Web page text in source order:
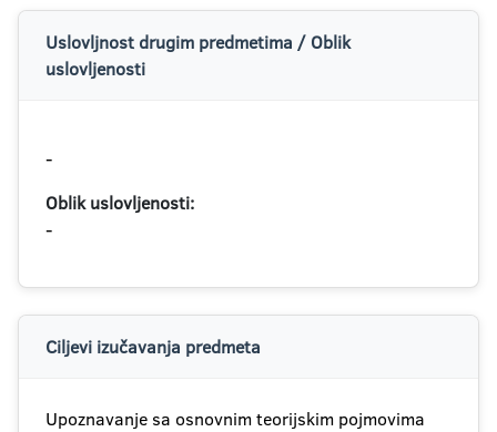
Uslovljnost drugim predmetima / Oblik
uslovljenosti
-
Oblik uslovljenosti:
-
Ciljevi izučavanja predmeta
Upoznavanje sa osnovnim teorijskim pojmovima